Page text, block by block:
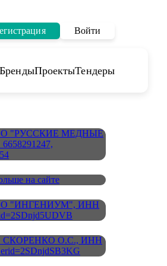
Войти
БрендыПроектыТендеры